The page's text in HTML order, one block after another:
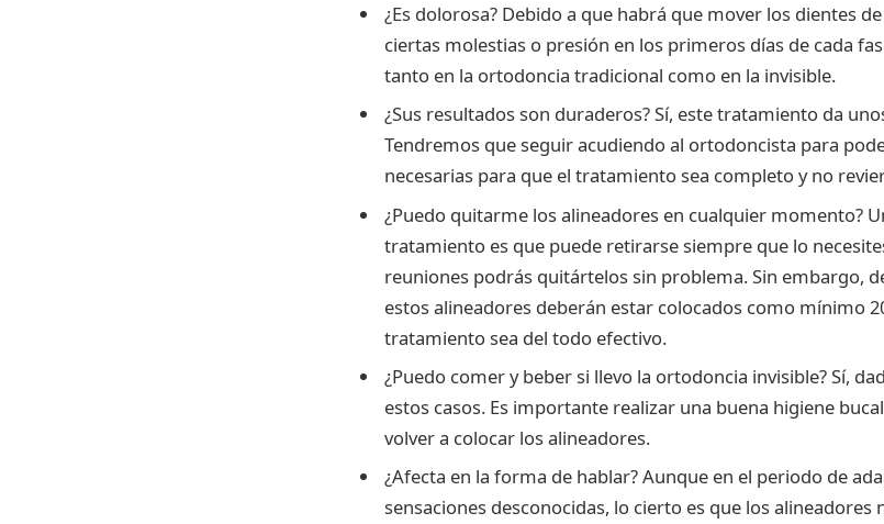
¿Es dolorosa? Debido a que habrá que mover los dientes
ciertas molestias o presión en los primeros días de cada
tanto en la ortodoncia tradicional como en la invisible.
¿Sus resultados son duraderos? Sí, este tratamiento da
Tendremos que seguir acudiendo al ortodoncista para
necesarias para que el tratamiento sea completo y no
¿Puedo quitarme los alineadores en cualquier momento?
tratamiento es que puede retirarse siempre que lo
reuniones podrás quitártelos sin problema. Sin embargo,
estos alineadores deberán estar colocados como mínimo
tratamiento sea del todo efectivo.
¿Puedo comer y beber si llevo la ortodoncia invisible? Sí,
estos casos. Es importante realizar una buena higiene
volver a colocar los alineadores.
¿Afecta en la forma de hablar? Aunque en el periodo de
sensaciones desconocidas, lo cierto es que los alineadores